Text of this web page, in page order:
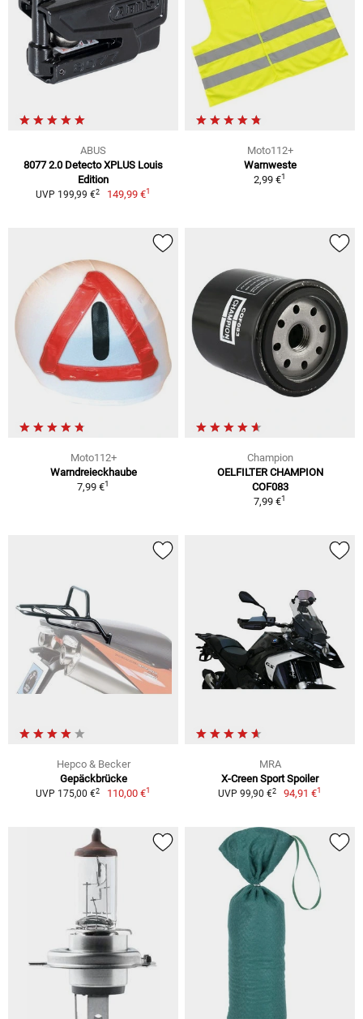
ABUS
8077 2.0 Detecto XPLUS Louis
Edition
UVP 199,99 €2 149,99 €1
Moto112+
Warnweste
2,99 €1
Moto112+
Warndreieckhaube
7,99 €1
Champion
OELFILTER CHAMPION
COF083
7,99 €1
Hepco & Becker
Gepäckbrücke
UVP 175,00 €2 110,00 €1
MRA
X-Creen Sport Spoiler
UVP 99,90 €2 94,91 €1